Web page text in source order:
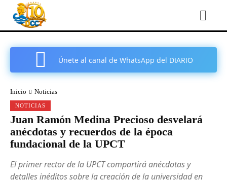
Únete al canal de WhatsApp del DIARIO
Inicio Noticias
NOTICIAS
Juan Ramón Medina Precioso desvelará
anécdotas y recuerdos de la época
fundacional de la UPCT
El primer rector de la UPCT compartirá anécdotas y
detalles inéditos sobre la creación de la universidad en